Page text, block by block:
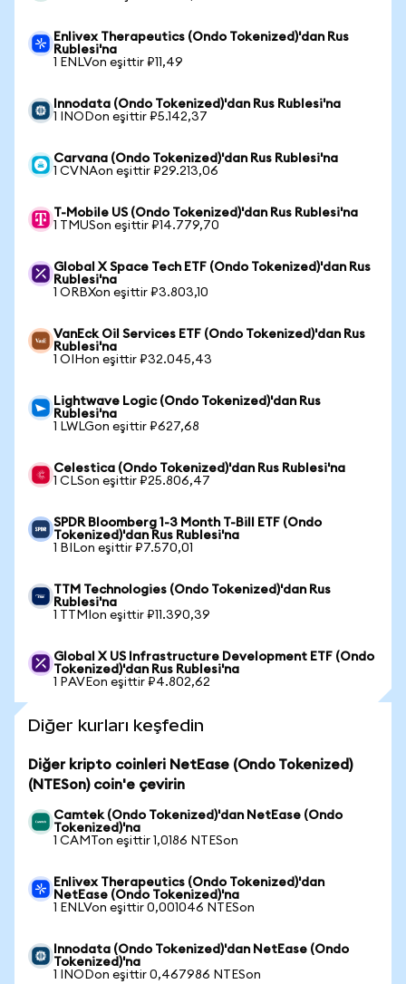
Enlivex Therapeutics (Ondo Tokenized)'dan Rus
Rublesi'na
1 ENLVon eşittir ₽11,49
Innodata (Ondo Tokenized)'dan Rus Rublesi'na
1 INODon eşittir ₽5.142,37
Carvana (Ondo Tokenized)'dan Rus Rublesi'na
1 CVNAon eşittir ₽29.213,06
T-Mobile US (Ondo Tokenized)'dan Rus Rublesi'na
1 TMUSon eşittir ₽14.779,70
Global X Space Tech ETF (Ondo Tokenized)'dan Rus
Rublesi'na
1 ORBXon eşittir ₽3.803,10
VanEck Oil Services ETF (Ondo Tokenized)'dan Rus
Rublesi'na
1 OIHon eşittir ₽32.045,43
Lightwave Logic (Ondo Tokenized)'dan Rus
Rublesi'na
1 LWLGon eşittir ₽627,68
Celestica (Ondo Tokenized)'dan Rus Rublesi'na
1 CLSon eşittir ₽25.806,47
SPDR Bloomberg 1-3 Month T-Bill ETF (Ondo
Tokenized)'dan Rus Rublesi'na
1 BILon eşittir ₽7.570,01
TTM Technologies (Ondo Tokenized)'dan Rus
Rublesi'na
1 TTMIon eşittir ₽11.390,39
Global X US Infrastructure Development ETF (Ondo
Tokenized)'dan Rus Rublesi'na
1 PAVEon eşittir ₽4.802,62
Diğer kurları keşfedin
Diğer kripto coinleri NetEase (Ondo Tokenized)
(NTESon) coin'e çevirin
Camtek (Ondo Tokenized)'dan NetEase (Ondo
Tokenized)'na
1 CAMTon eşittir 1,0186 NTESon
Enlivex Therapeutics (Ondo Tokenized)'dan
NetEase (Ondo Tokenized)'na
1 ENLVon eşittir 0,001046 NTESon
Innodata (Ondo Tokenized)'dan NetEase (Ondo
Tokenized)'na
1 INODon eşittir 0,467986 NTESon